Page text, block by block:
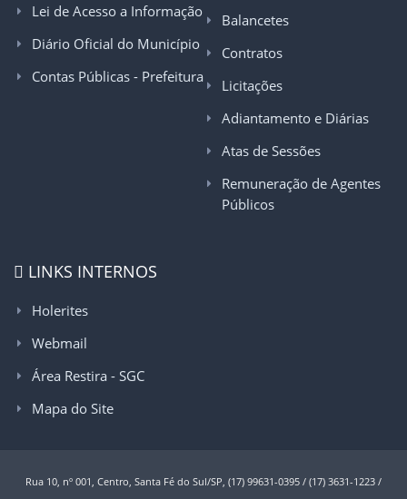
Lei de Acesso a Informação
Diário Oficial do Município
Contas Públicas - Prefeitura
Balancetes
Contratos
Licitações
Adiantamento e Diárias
Atas de Sessões
Remuneração de Agentes
Públicos
LINKS INTERNOS
Holerites
Webmail
Área Restira - SGC
Mapa do Site
Rua 10, nº 001, Centro, Santa Fé do Sul/SP, (17) 99631-0395 / (17) 3631-1223 /